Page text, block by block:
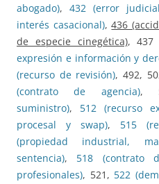
abogado), 432 (error
interés casacional),436
de especie cinegética), 437
expresión e información y
(recurso de revisión), 492,
(contrato de agencia),
suministro), 512 (recurso
procesal y swap), 515
(propiedad industrial,
sentencia), 518 (contrato
profesionales), 521, 522